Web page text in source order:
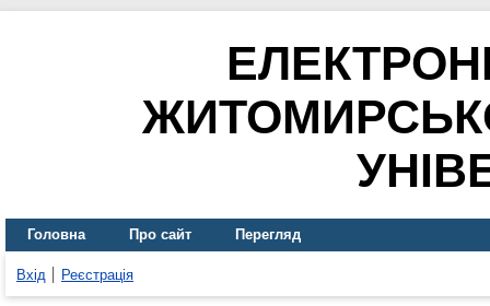
Головна Про сайт Перегляд
Вхід Реєстрація